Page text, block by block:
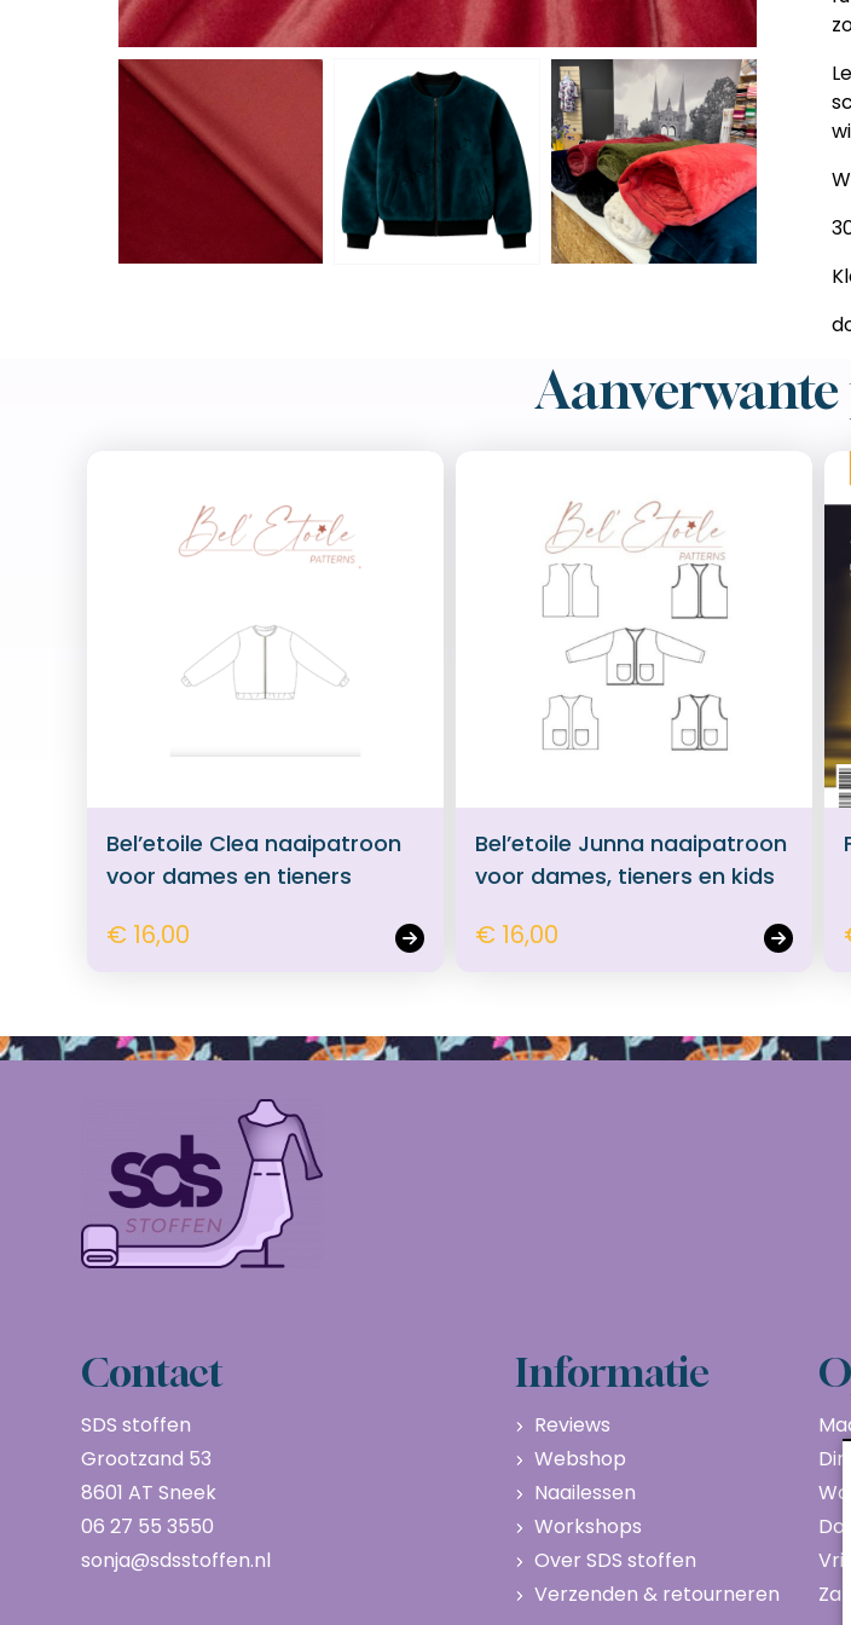
Bel’etoile Clea naaipatroon
voor dames en tieners
€ 16,00
Bel’etoile Junna naaipatroon
voor dames, tieners en kids
€ 16,00
Contact
SDS stoffen
Grootzand 53
8601 AT Sneek
06 27 55 3550
sonja@sdsstoffen.nl
Informatie
Reviews
Webshop
Naailessen
Workshops
Over SDS stoffen
Verzenden & retourneren